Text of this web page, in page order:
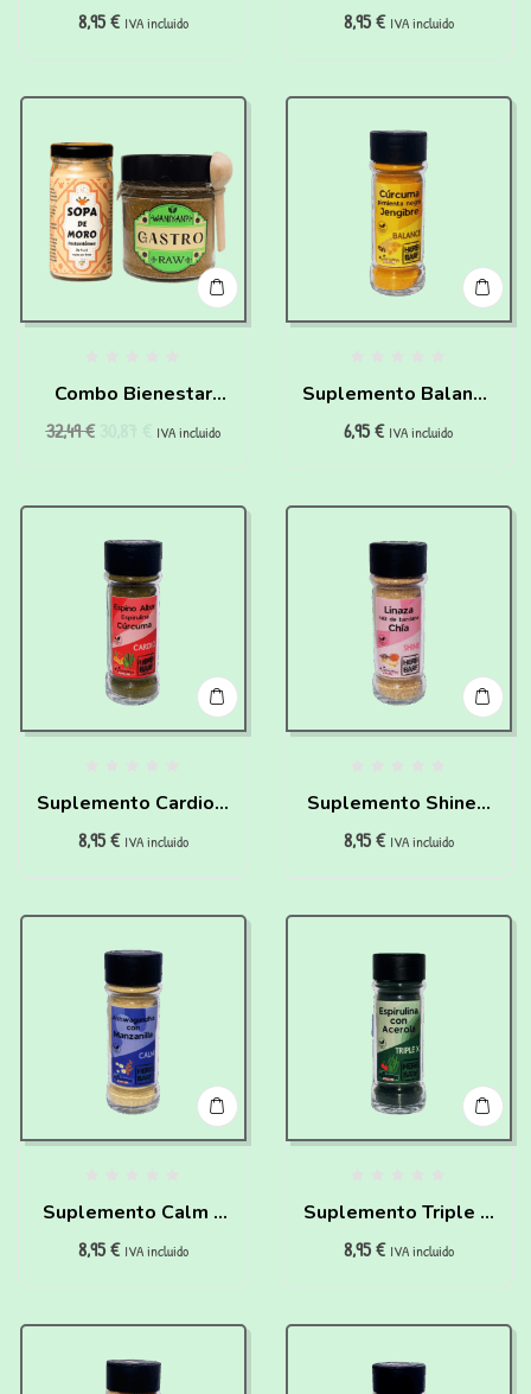
Senior para perros
8,95€ IVA incluido
Articular para perros
8,95€ IVA incluido
Combo Bienestar
Digestivo
32,49€ IVA incluido
Suplemento Balance
– Curcuma y Jengibre
6,95€ IVA incluido
Suplemento Cardio –
Espino y Curcuma
8,95€ IVA incluido
Suplemento Shine –
Linaza, Bardana y
perros(60g)
8,95€ IVA incluido
Suplemento Calm –
Shwagandha y
perros(60g)
8,95€ IVA incluido
Suplemento Triple X
– Espirulina &
perros(60g)
8,95€ IVA incluido